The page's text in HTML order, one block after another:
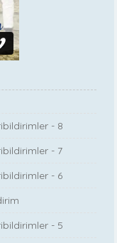
- 8
- 7
- 6
- 5